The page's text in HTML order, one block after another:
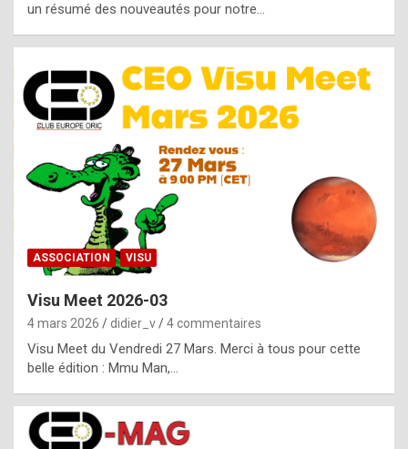
n
u
i
n
e
R
o
p
l
c
un résumé des nouveautés pour notre…
ASSOCIATION VISU
Visu Meet 2026-03
4 mars 2026 didier_v 4 commentaires
Visu Meet du Vendredi 27 Mars. Merci à tous pour cette
belle édition : Mmu Man,…